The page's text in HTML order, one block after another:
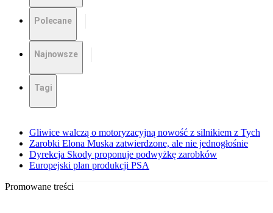
Polecane
Najnowsze
Tagi
Gliwice walczą o motoryzacyjną nowość z silnikiem z Tych
Zarobki Elona Muska zatwierdzone, ale nie jednogłośnie
Dyrekcja Skody proponuje podwyżkę zarobków
Europejski plan produkcji PSA
Promowane treści